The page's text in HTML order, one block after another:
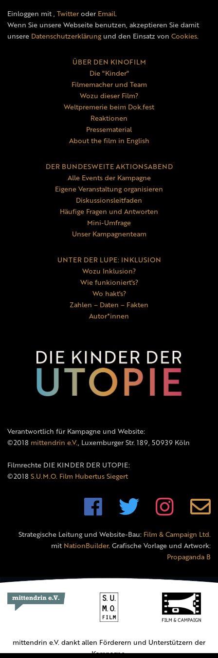
Einloggen mit, Twitteroder Email.
Wenn Sie unsere Webseite benutzen, akzeptieren Sie damit
unsere Datenschutzerklärungund den Einsatz von Cookies.
ÜBER DEN KINOFILM
Die "Kinder"
Filmemacher und Team
Wozu dieser Film?
Weltpremerie beim Dok.fest
Reaktionen
Pressematerial
About the film in English
DER BUNDESWEITE AKTIONSABEND
Alle Events der Kampagne
Eigene Veranstaltung organisieren
Diskussionsleitfaden
Häufige Fragen und Antworten
Mini-Umfrage
Unser Kampagnenteam
UNTER DER LUPE: INKLUSION
Wozu Inklusion?
Wie funkioniert's?
Wo hakt's?
Zahlen – Daten – Fakten
Autor*innen
Verantwortlich für Kampagne und Website:
©2018 mittendrin e.V., Luxemburger Str. 189, 50939 Köln
Filmrechte DIE KINDER DER UTOPIE:
©2018 S.U.M.O. Film Hubertus Siegert
Strategische Leitung und Website-Bau: Film & Campaign Ltd.
mit NationBuilder. Grafische Vorlage und Artwork:
Propaganda B
mittendrin e.V. dankt allen Förderern und Unterstützern der
Kampagne.